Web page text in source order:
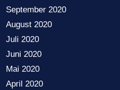
September 2020
August 2020
Juli 2020
Juni 2020
Mai 2020
April 2020